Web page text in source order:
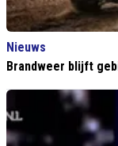
Nieuws
Brandweer blijft